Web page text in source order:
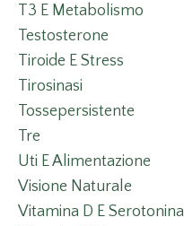
T3 E Metabolismo
Testosterone
Tiroide E Stress
Tirosinasi
Tossepersistente
Tre
Uti E Alimentazione
Visione Naturale
Vitamina D E Serotonina